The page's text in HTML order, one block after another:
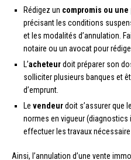
Rédigez un compromis ou
précisant les conditions
et les modalités d’annulation.
notaire ou un avocat pour
L’acheteurdoit préparer son
solliciter plusieurs banques et
d’emprunt.
Le vendeurdoit s’assurer que
normes en vigueur (diagnostics
effectuer les travaux
Ainsi, l’annulation d’une vente